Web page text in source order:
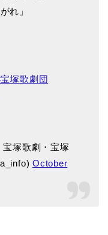
れ」
塚歌劇団
塚歌劇・宝塚
October